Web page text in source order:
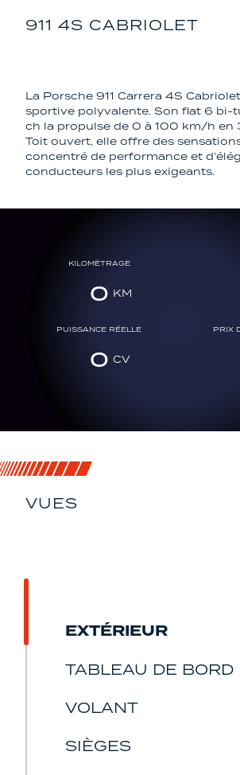
911 4S CABRIOLET
La Porsche 911 Carrera 4S
sportive polyvalente. Son flat 6 bi-
ch la propulse de 0 à 100 km/h en
Toit ouvert, elle offre des
concentré de performance et
conducteurs les plus exigeants.
KILOMÉTRAGE
0
PUISSANCE RÉELLE
0
PRIX
VUES
EXTÉRIEUR
TABLEAU DE BORD
VOLANT
SIÈGES